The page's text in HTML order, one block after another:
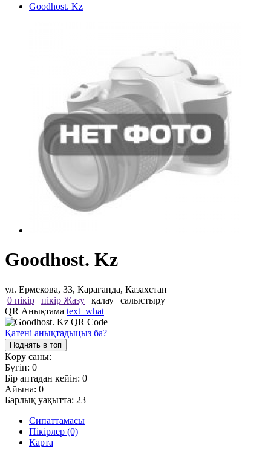
Goodhost. Kz
Goodhost. Kz
ул. Ермекова, 33, Караганда, Казахстан
0 пікір | пікір Жазу | қалау | салыстыру
QR Анықтама text_what
Қатені анықтадыңыз ба?
Поднять в топ
Көру саны:
Бүгін: 0
Бір аптадан кейін: 0
Айына: 0
Барлық уақытта: 23
Сипаттамасы
Пікірлер (0)
Карта